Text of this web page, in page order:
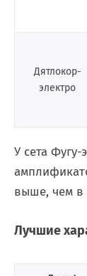
Дятлокор-
электро
У сета Фугу-
выше, чем в
Лучшие